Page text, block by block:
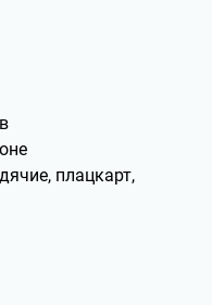
плацкарт,